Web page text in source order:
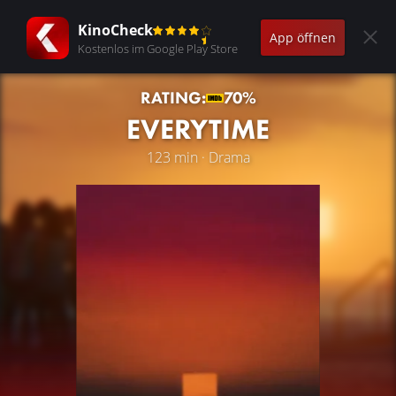
KinoCheck
Kostenlos im Google Play Store
App öffnen
RATING: 70%
EVERYTIME
123 min · Drama